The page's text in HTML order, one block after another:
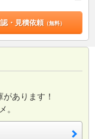
・見積依頼（無料）
があります！
。